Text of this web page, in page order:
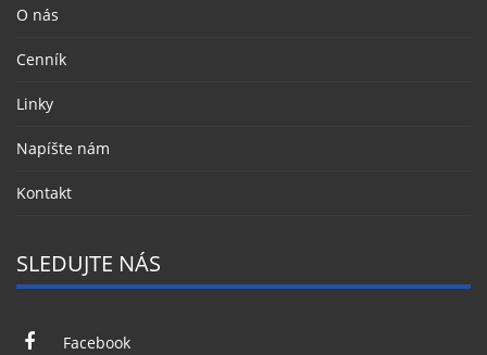
O nás
Cenník
Linky
Napíšte nám
Kontakt
SLEDUJTE NÁS
Facebook